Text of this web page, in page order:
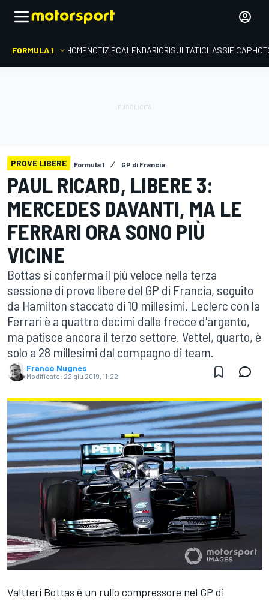
FORMULA 1 HOMENOTIZIECALENDARIORISULTATICLASSIFICA
PROVE LIBERE Formula 1 GP di Francia
PAUL RICARD, LIBERE 3:
MERCEDES DAVANTI, MA LE
FERRARI ORA SONO PIÙ
VICINE
Bottas si conferma il più veloce nella terza
sessione di prove libere del GP di Francia, seguito
da Hamilton staccato di 10 millesimi. Leclerc con la
Ferrari è a quattro decimi dalle frecce d'argento,
ma patisce ancora il terzo settore. Vettel, quarto, è
solo a 28 millesimi dal compagno di team.
Franco Nugnes
Modificato: 22 giu 2019, 11:22
Valtteri Bottas è un rullo compressore nel GP di